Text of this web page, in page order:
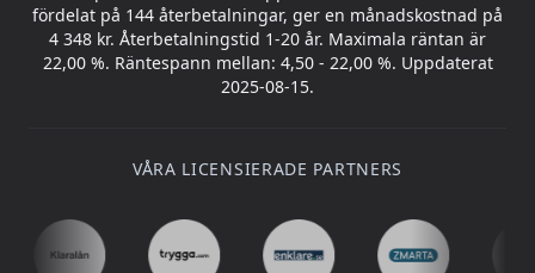
fördelat på 144 återbetalningar, ger en månadskostnad på
4 348 kr. Återbetalningstid 1-20 år. Maximala räntan är
22,00 %. Räntespann mellan: 4,50 - 22,00 %. Uppdaterat
2025-08-15.
VÅRA LICENSIERADE PARTNERS